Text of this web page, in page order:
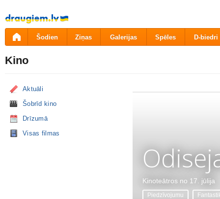
Pāriet
uz
saturu
Šodien Ziņas Galerijas Spēles D-biedri
Kino
Aktuāli
Šobrīd kino
Drīzumā
Visas filmas
Kinoteātros no 17. jūlija
Piedzīvojumu